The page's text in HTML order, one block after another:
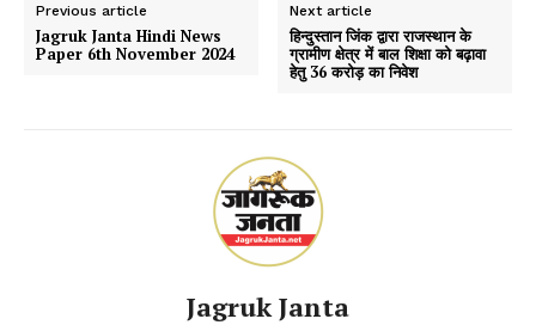
Previous article
Jagruk Janta Hindi News
Paper 6th November 2024
Next article
हिन्दुस्तान जिंक द्वारा राजस्थान के
ग्रामीण क्षेत्र में बाल शिक्षा को बढ़ावा
हेतु 36 करोड़ का निवेश
Jagruk Janta